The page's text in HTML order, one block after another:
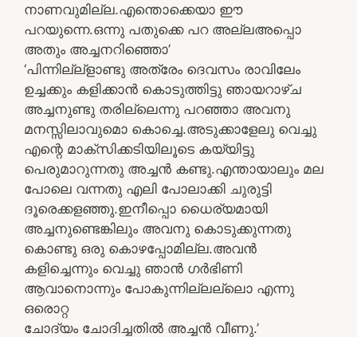
നാണവുമില്ല.എന്തൊക്കെയാ ഈ
പറയുന്നെ.ഒന്നു പതുക്കെ പറ അല്ലഅപ്പൊ
അതും അച്ചനറിഞ്ഞൊ’
‘പിന്നില്ല്‌ളാണ്ടു അത്രേം ദെവസം രാവിലേം
ഉച്ചക്കും കളിക്കാന്‍ കൊടുത്തിട്ടു ഞായറാഴ്ച
അച്ചനുണ്ടു തരില്ലെന്നു പറഞ്ഞാ അവനു
മനസ്സിലാവുമൊ കൊച്ചെ.അടുക്കാളേലു വെച്ചു
എന്റെ മാക്‌സിക്കടിയിലൂടെ കയ്യിട്ടു
പെരുമാറുന്നതു അച്ചന്‍ കണ്ടു.എന്തായാലും മല
പോലെ വന്നതു എലി പോലാക്കി ചുരുട്ടി
ദൂരെക്കളഞ്ഞു.ഇനീപ്പൊ ധൈര്യമായി
അച്ചനുണ്ടെങ്കിലും അവനു കൊടുക്കുന്നതു
കൊണ്ടു ഒരു കൊഴപ്പോമില്ല.അവന്‍
കളിച്ചെന്നും വെച്ചു ഞാന്‍ ഗര്‍ഭിണി
ആവാനൊന്നും പോകുന്നില്ലല്ലൊ എന്നു
ഒരൊറ്റ
ചോദ്യം ചോദിച്ചതില്‍ അച്ചന്‍ വീണു.’